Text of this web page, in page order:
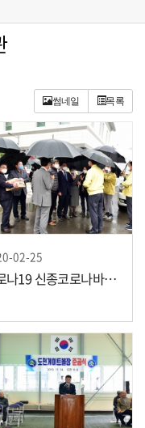
썸네일 목록
02-25
코로나19 신종코로나바이러스 감영증관련 창녕군보건소 격려 방문